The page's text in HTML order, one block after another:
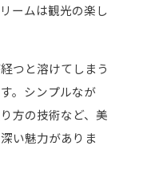
ームは観光の楽し
つと溶けてしまう
。シンプルなが
方の技術など、美
い魅力がありま